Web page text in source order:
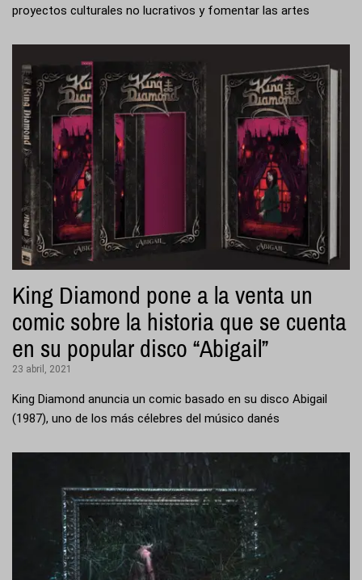
proyectos culturales no lucrativos y fomentar las artes
King Diamond pone a la venta un
comic sobre la historia que se cuenta
en su popular disco “Abigail”
23 abril, 2021
King Diamond anuncia un comic basado en su disco Abigail
(1987), uno de los más célebres del músico danés